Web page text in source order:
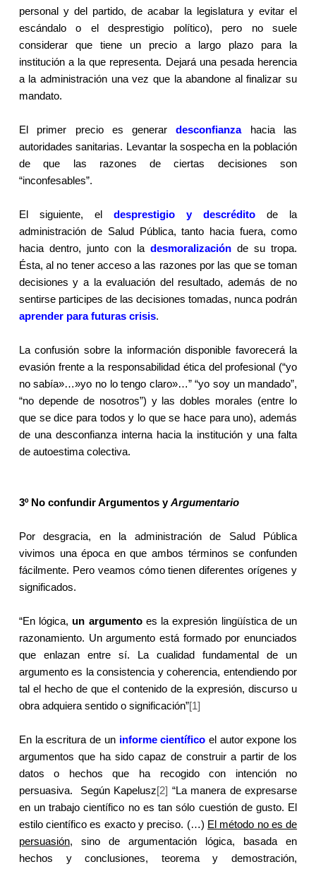
personal y del partido, de acabar la legislatura y evitar el
escándalo o el desprestigio político), pero no suele
considerar que tiene un precio a largo plazo para la
institución a la que representa. Dejará una pesada herencia
a la administración una vez que la abandone al finalizar su
mandato.
El primer precio es generardesconfianzahacia las
autoridades sanitarias. Levantar la sospecha en la población
de que las razones de ciertas decisiones son
“inconfesables”.
El siguiente, el desprestigio y descrédito de la
administración de Salud Pública, tanto hacia fuera, como
hacia dentro, junto con ladesmoralización de su tropa.
Ésta, al no tener acceso a las razones por las que se toman
decisiones y a la evaluación del resultado, además de no
sentirse participes de las decisiones tomadas, nunca podrán
aprender para futuras crisis.
La confusión sobre la información disponible favorecerá la
evasión frente a la responsabilidad ética del profesional (“yo
no sabía»…»yo no lo tengo claro»…” “yo soy un mandado”,
“no depende de nosotros”) y las dobles morales (entre lo
que se dice para todos y lo que se hace para uno), además
de una desconfianza interna hacia la institución y una falta
de autoestima colectiva.
3º No confundir Argumentos yArgumentario
Por desgracia, en la administración de Salud Pública
vivimos una época en que ambos términos se confunden
fácilmente. Pero veamos cómo tienen diferentes orígenes y
significados.
“En lógica, un argumentoes la expresión lingüística de un
razonamiento. Un argumento está formado por enunciados
que enlazan entre sí. Lacualidad
fundamental de un
argumento es laconsistencia ycoherencia, entendiendo por
tal el hecho de que elcontenido de la expresión, discurso u
obra adquiera sentidoo significación”[1]
En la escritura de un informe científico el autor expone los
argumentos que ha sido capaz de construir a partir de los
datos o hechos que ha recogido con intención no
persuasiva.
Según Kapelusz[2] “La manera de expresarse
en un trabajo científico no es tan sólo cuestión de gusto. El
estilo científico es exacto y preciso. (…) El método no es de
persuasión, sino de argumentación lógica, basada en
hechos y conclusiones, teorema y demostración,